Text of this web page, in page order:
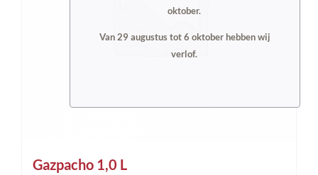
Gazpacho 1,0 L
oktober.
Van 29 augustus tot 6 oktober hebben wij
verlof.